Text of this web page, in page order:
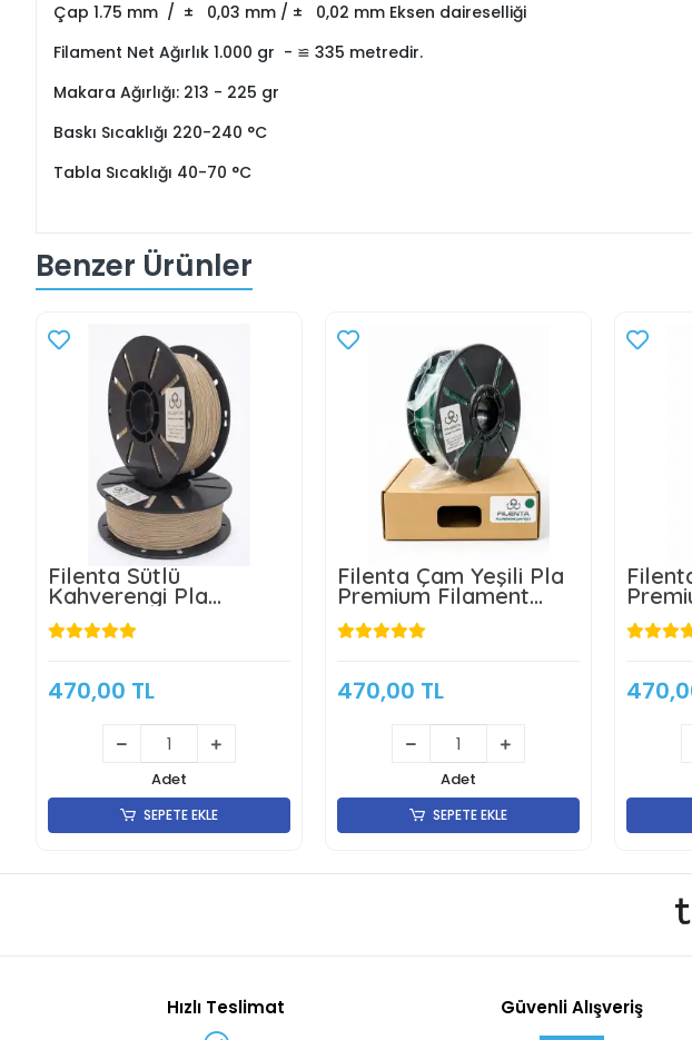
Çap 1.75 mm / ± 0,03 mm / ± 0,02 mm Eksen daireselliği
Filament Net Ağırlık 1.000 gr - ≌ 335 metredir.
Makara Ağırlığı: 213 - 225 gr
Baskı Sıcaklığı 220-240 °C
Tabla Sıcaklığı 40-70 °C
Benzer Ürünler
Filenta Sütlü
Kahverengi Pla
Premium Filament
1.75mm 1Kg
470,00 TL
Adet
SEPETE EKLE
Filenta Çam Yeşili Pla
Premium Filament
1.75mm 1Kg
470,00 TL
Adet
SEPETE EKLE
Hızlı Teslimat Güvenli Alışveriş